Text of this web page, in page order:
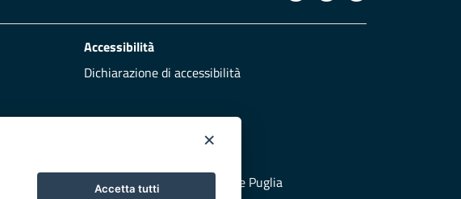
Accessibilità
Dichiarazione di accessibilità
Vai al sito di Protezione Civile Puglia
×
Accetta tutti